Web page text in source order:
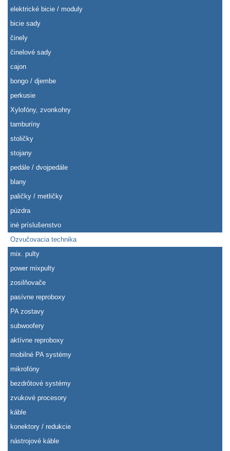
elektrické bicie / moduly
bicie sady
činely
činelové sady
cajon
bongo / djembe
perkusie
Xylofóny, zvonkohry
tamburíny
stoličky
stojany
pedále / dvojpedále
blany
paličky / metličky
púzdra
iné príslušenstvo
Ozvučovacia technika
mix. pulty
power mixpulty
zosilňovače
pasívne reproboxy
PA zostavy
subwoofery
aktívne reproboxy
mobilné PA systémy
mikrofóny
bezdrôtové systémy
zvukové procesory
káble
konektory / redukcie
nástrojové káble